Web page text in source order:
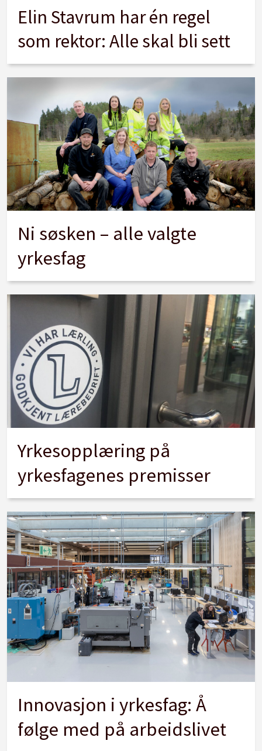
Elin Stavrum har én regel
som rektor: Alle skal bli sett
Ni søsken – alle valgte
yrkesfag
Yrkesopplæring på
yrkesfagenes premisser
Innovasjon i yrkesfag: Å
følge med på arbeidslivet